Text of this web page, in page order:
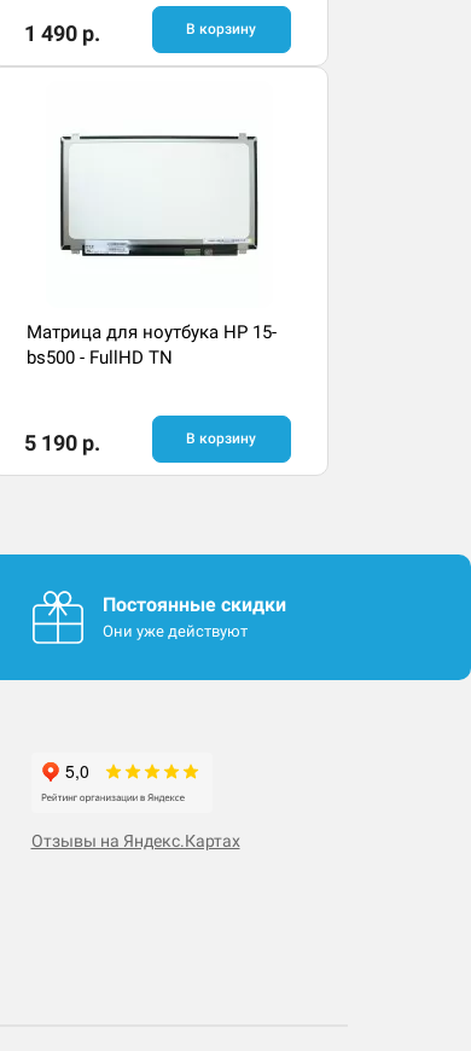
1 490 р. В корзину
Матрица для ноутбука HP 15-
bs500 - FullHD TN
5 190 р. В корзину
Постоянные скидки
Они уже действуют
Отзывы на Яндекс.Картах